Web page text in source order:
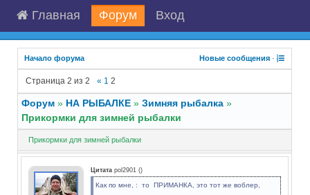
Главная Форум Вход
Начало форума Новые сообщения ·
Страница2 из2 « 1 2
Форум » НА РЫБАЛКЕ » Зимняя рыбалка »
Прикормки для зимней рыбалки
Прикормки для зимней рыбалки
Цитата pol2901 ()
Как по мне, : то ПРИМАНКА, это тот же воблер,